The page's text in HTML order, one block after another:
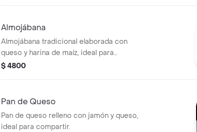
Almojábana
Almojábana tradicional elaborada con
queso y harina de maíz, ideal para
disfrutar en cualquier momento.
$ 4800
Pan de Queso
Pan de queso relleno con jamón y queso,
ideal para compartir.